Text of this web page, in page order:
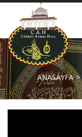
ANASAYFA